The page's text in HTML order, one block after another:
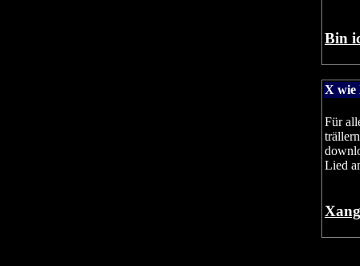
Bin
X wie
Für
Lied